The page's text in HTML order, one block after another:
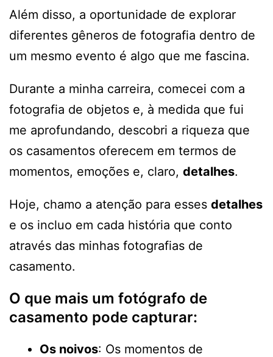
Além disso, a oportunidade de explorar
diferentes gêneros de fotografia dentro de
um mesmo evento é algo que me fascina.
Durante a minha carreira, comecei com a
fotografia de objetos e, à medida que fui
me aprofundando, descobri a riqueza que
os casamentos oferecem em termos de
momentos, emoções e, claro, detalhes.
Hoje, chamo a atenção para esses detalhes
e os incluo em cada história que conto
através das minhas fotografias de
casamento.
O que mais um fotógrafo de
casamento pode capturar:
Os noivos: Os momentos de